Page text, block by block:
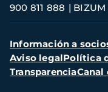
900 811 888
Menú
secundario
Información a
Aviso legalPolítica
TransparenciaCanal